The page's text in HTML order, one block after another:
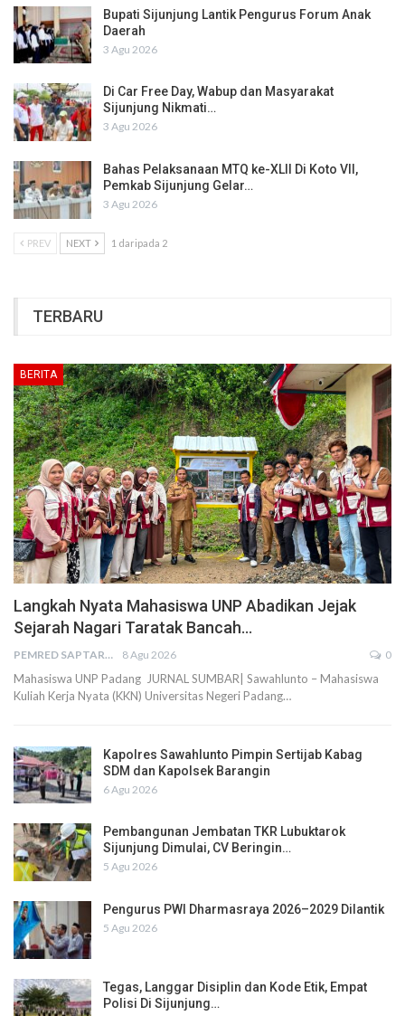
Bupati Sijunjung Lantik Pengurus Forum Anak
Daerah
3 Agu 2026
Di Car Free Day, Wabup dan Masyarakat
Sijunjung Nikmati…
3 Agu 2026
Bahas Pelaksanaan MTQ ke-XLII Di Koto VII,
Pemkab Sijunjung Gelar…
3 Agu 2026
PREV NEXT 1 daripada 2
TERBARU
BERITA
Langkah Nyata Mahasiswa UNP Abadikan Jejak
Sejarah Nagari Taratak Bancah…
PEMRED SAPTARIUS 8 Agu 2026 0
Mahasiswa UNP Padang JURNAL SUMBAR| Sawahlunto – Mahasiswa
Kuliah Kerja Nyata (KKN) Universitas Negeri Padang…
Kapolres Sawahlunto Pimpin Sertijab Kabag
SDM dan Kapolsek Barangin
6 Agu 2026
Pembangunan Jembatan TKR Lubuktarok
Sijunjung Dimulai, CV Beringin…
5 Agu 2026
Pengurus PWI Dharmasraya 2026–2029 Dilantik
5 Agu 2026
Tegas, Langgar Disiplin dan Kode Etik, Empat
Polisi Di Sijunjung…